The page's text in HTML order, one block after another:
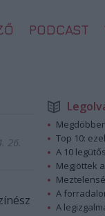
PODCAST
26.
Top 10:
A 10
Megjöttek
A
A